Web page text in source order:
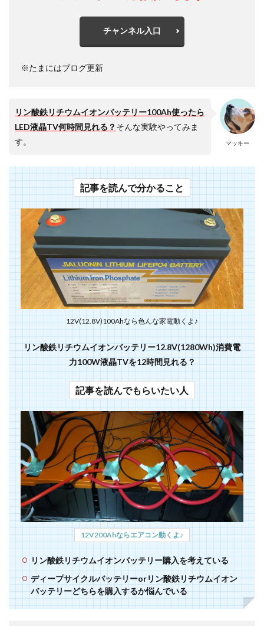
チャンネル入口
※たまにはブログ更新
マッキー
リン酸鉄リチウムイオンバッテリー100Ah使ったら
LED液晶TV何時間見れる？ そんな実験やってみま
す。
記事を読んで分かること
12V(12.8V)100Ahなら色んな家電動くよ♪
リン酸鉄リチウムイオンバッテリー12.8V(1280Wh)消費電
力100W液晶TVを12時間見れる？
記事を読んでもらいたい人
12V200Ahならエアコン動くよ♪
リン酸鉄リチウムイオンバッテリー購入を考えている
ディープサイクルバッテリーorリン酸鉄リチウムイオン
バッテリーどちらを購入するか悩んでいる